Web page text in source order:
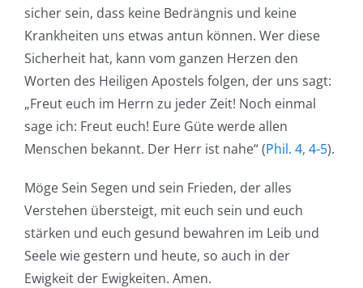
sicher sein, dass keine Bedrängnis und keine
Krankheiten uns etwas antun können. Wer diese
Sicherheit hat, kann vom ganzen Herzen den
Worten des Heiligen Apostels folgen, der uns sagt:
„Freut euch im Herrn zu jeder Zeit! Noch einmal
sage ich: Freut euch! Eure Güte werde allen
Menschen bekannt. Der Herr ist nahe“ (Phil. 4, 4-5).
Möge Sein Segen und sein Frieden, der alles
Verstehen übersteigt, mit euch sein und euch
stärken und euch gesund bewahren im Leib und
Seele wie gestern und heute, so auch in der
Ewigkeit der Ewigkeiten. Amen.